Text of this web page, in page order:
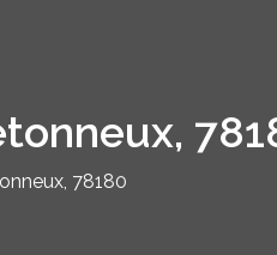
78180